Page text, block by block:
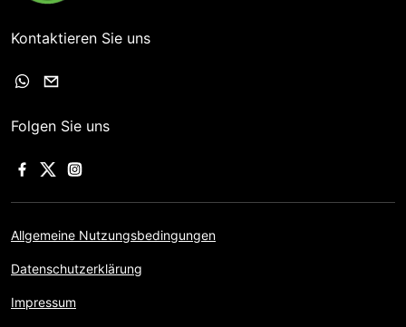
Kontaktieren Sie uns
Folgen Sie uns
Allgemeine Nutzungsbedingungen
Datenschutzerklärung
Impressum